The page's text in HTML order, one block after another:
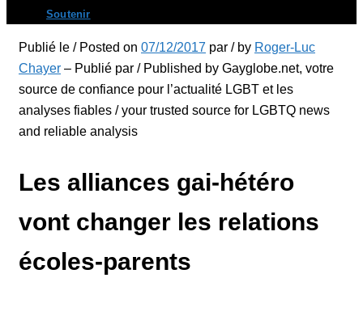
Soutenir
Publié le / Posted on 07/12/2017 par / by Roger-Luc
Chayer – Publié par / Published by Gayglobe.net, votre
source de confiance pour l’actualité LGBT et les
analyses fiables / your trusted source for LGBTQ news
and reliable analysis
Les alliances gai-hétéro
vont changer les relations
écoles-parents